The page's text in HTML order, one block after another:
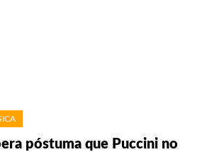
póstuma que Puccini no